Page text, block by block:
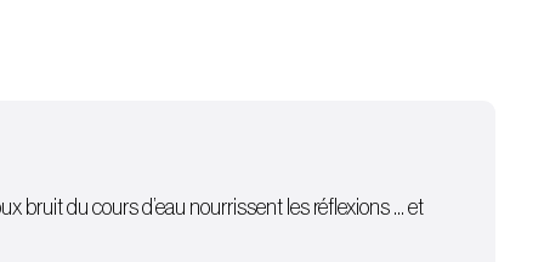
bruit du cours d’eau nourrissent les réflexions … et